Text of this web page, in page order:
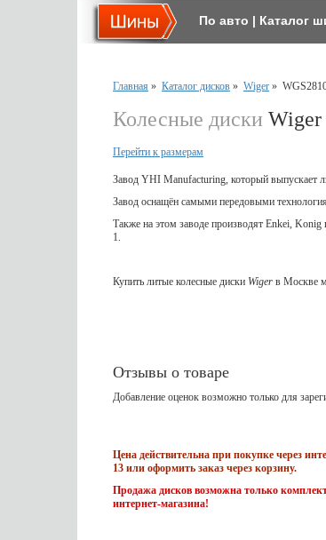
По авто | Каталог
Главная » Каталог дисков » Wiger »
Колесные диски Wiger
Перейти к размерам
Завод YHI Manufacturing, который выпускает
Завод оснащён самыми передовыми
Также на этом заводе производят Enkei,
1.
Купить литые колесные диски Wiger в Москве
Отзывы о товаре
Добавление оценок возможно только для
Цена действительна при покупке через
13 или оформить заказ через корзину.
Продажа дисков возможна только
интернет-магазина!